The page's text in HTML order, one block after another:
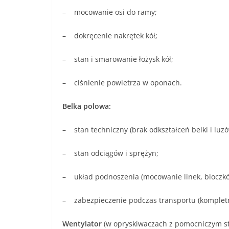
– mocowanie osi do ramy;
– dokręcenie nakrętek kół;
– stan i smarowanie łożysk kół;
– ciśnienie powietrza w oponach.
Belka polowa:
– stan techniczny (brak odkształceń belki i
– stan odciągów i sprężyn;
– układ podnoszenia (mocowanie linek,
– zabezpieczenie podczas transportu
Wentylator (w opryskiwaczach z pomocniczym